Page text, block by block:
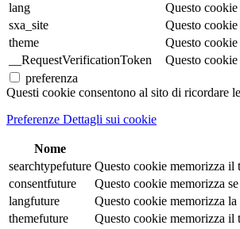
lang
Questo
sxa_site
Questo
theme
Questo
__RequestVerificationToken
Questo
preferenza
Questi cookie consentono al sito di ricordare
Preferenze Dettagli sui cookie
Nome
searchtypefuture Questo cookie memorizza il
consentfuture
Questo cookie memorizza
langfuture
Questo cookie memorizza
themefuture
Questo cookie memorizza il